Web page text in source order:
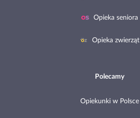
Opieka seniora
Opieka zwierząt
Polecamy
Opiekunki w Polsce